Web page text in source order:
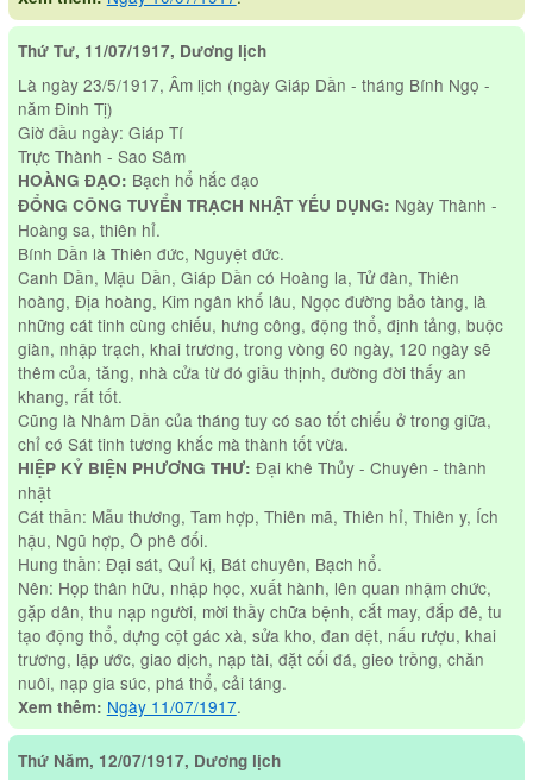
Thứ Tư, 11/07/1917, Dương lịch
Là ngày 23/5/1917, Âm lịch (ngày Giáp Dần - tháng Bính Ngọ -
năm Đinh Tị)
Giờ đầu ngày: Giáp Tí
Trực Thành - Sao Sâm
HOÀNG ĐẠO: Bạch hổ hắc đạo
ĐỔNG CÔNG TUYỂN TRẠCH NHẬT YẾU DỤNG: Ngày Thành -
Hoàng sa, thiên hỉ.
Bính Dần là Thiên đức, Nguyệt đức.
Canh Dần, Mậu Dần, Giáp Dần có Hoàng la, Tử đàn, Thiên
hoàng, Địa hoàng, Kim ngân khố lâu, Ngọc đường bảo tàng, là
những cát tinh cùng chiếu, hưng công, động thổ, định tảng, buộc
giàn, nhập trạch, khai trương, trong vòng 60 ngày, 120 ngày sẽ
thêm của, tăng, nhà cửa từ đó giầu thịnh, đường đời thấy an
khang, rất tốt.
Cũng là Nhâm Dần của tháng tuy có sao tốt chiếu ở trong giữa,
chỉ có Sát tinh tương khắc mà thành tốt vừa.
HIỆP KỶ BIỆN PHƯƠNG THƯ: Đại khê Thủy - Chuyên - thành
nhật
Cát thần: Mẫu thương, Tam hợp, Thiên mã, Thiên hỉ, Thiên y, Ích
hậu, Ngũ hợp, Ô phê đối.
Hung thần: Đại sát, Quỉ kị, Bát chuyên, Bạch hổ.
Nên: Họp thân hữu, nhập học, xuất hành, lên quan nhậm chức,
gặp dân, thu nạp người, mời thầy chữa bệnh, cắt may, đắp đê, tu
tạo động thổ, dựng cột gác xà, sửa kho, đan dệt, nấu rượu, khai
trương, lập ước, giao dịch, nạp tài, đặt cối đá, gieo trồng, chăn
nuôi, nạp gia súc, phá thổ, cải táng.
Xem thêm: Ngày 11/07/1917.
Thứ Năm, 12/07/1917, Dương lịch